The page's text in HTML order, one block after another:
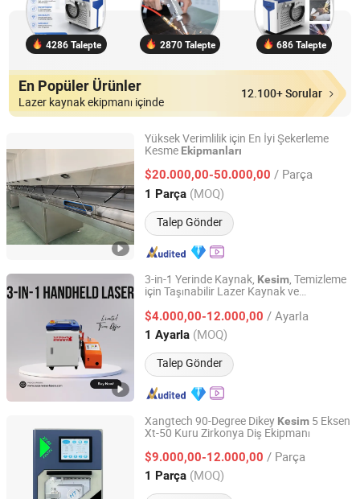
4286 Talepte 2870 Talepte 686 Talepte
En Popüler Ürünler
Lazer kaynak ekipmanı içinde
12.100+ Sorular
Yüksek Verimlilik için En İyi Şekerleme
Kesme Ekipmanları
$20.000,00-50.000,00 / Parça
1 Parça (MOQ)
Talep Gönder
Dongtai Chaoyang Food Machinery Co., Ltd.
Jiangsu, China Fiyat 2013
3-in-1 Yerinde Kaynak, Kesim, Temizleme
için Taşınabilir Lazer Kaynak ve
$4.000,00-12.000,00 / Ayarla
1 Ayarla (MOQ)
Talep Gönder
Shenzhen Superwave Laser Technology Co., Ltd.
Guangdong, China Fiyat 2018
Xangtech 90-Degree Dikey Kesim 5 Eksen
Xt-50 Kuru Zirkonya Diş Ekipmanı
$9.000,00-12.000,00 / Parça
1 Parça (MOQ)
Nanyang Liandong Biotechnology Co., Ltd.
Henan, China Fiyat 2021